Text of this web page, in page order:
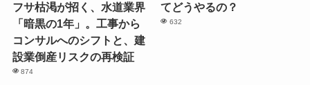
フサ枯渇が招く、水道業界
「暗黒の1年」。工事から
コンサルへのシフトと、建
設業倒産リスクの再検証
874
てどうやるの？
632